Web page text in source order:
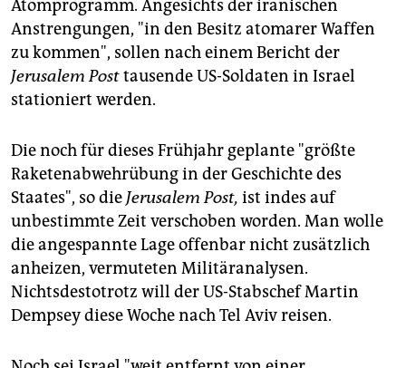
Atomprogramm. Angesichts der iranischen
Anstrengungen, "in den Besitz atomarer Waffen
zu kommen", sollen nach einem Bericht der
Jerusalem Posttausende US-Soldaten in Israel
stationiert werden.
Die noch für dieses Frühjahr geplante "größte
Raketenabwehrübung in der Geschichte des
Staates", so die Jerusalem Post, ist indes auf
unbestimmte Zeit verschoben worden. Man wolle
die angespannte Lage offenbar nicht zusätzlich
anheizen, vermuteten Militäranalysen.
Nichtsdestotrotz will der US-Stabschef Martin
Dempsey diese Woche nach Tel Aviv reisen.